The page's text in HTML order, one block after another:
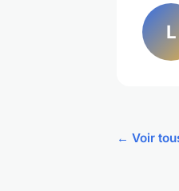
L
← Voir